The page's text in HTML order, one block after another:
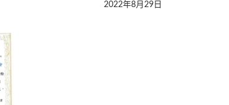
2022年8月29日